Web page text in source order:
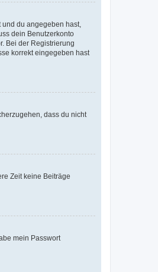
und du angegeben hast,
dein Benutzerkonto
Bei der Registrierung
korrekt eingegeben hast
dass du nicht
Zeit keine Beiträge
mein Passwort